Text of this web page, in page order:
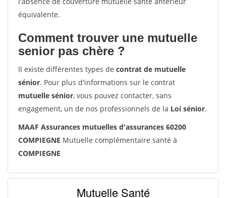
équivalente.
Comment trouver une mutuelle
senior pas chère ?
Il existe différentes types de contrat de mutuelle
sénior. Pour plus d'informations sur le contrat
mutuelle sénior, vous pouvez contacter, sans
engagement, un de nos professionnels de la Loi sénior.
MAAF Assurances mutuelles d'assurances 60200
COMPIEGNE Mutuelle complémentaire santé à
COMPIEGNE